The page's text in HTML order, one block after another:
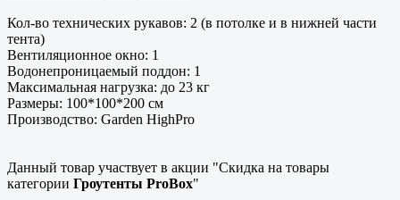
Кол-во технических рукавов: 2 (в потолке и в нижней части
тента)
Вентиляционное окно: 1
Водонепроницаемый поддон: 1
Максимальная нагрузка: до 23 кг
Размеры: 100*100*200 см
Производство: Garden HighPro
Данный товар участвует в акции "Скидка на товары
категории Гроутенты ProBox"